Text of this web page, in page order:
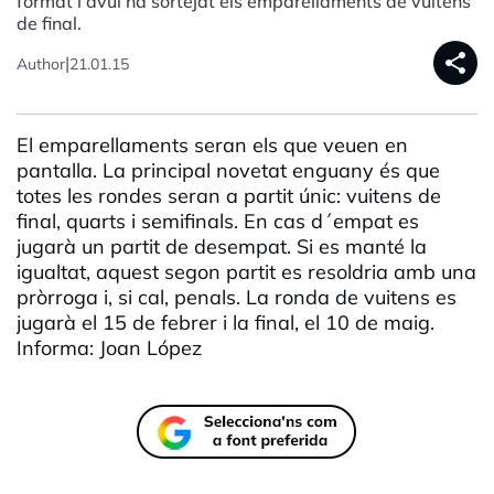
de final.
Author|21.01.15 share
El emparellaments seran els que veuen en
pantalla. La principal novetat enguany és que
totes les rondes seran a partit únic: vuitens de
final, quarts i semifinals. En cas d´empat es
jugarà un partit de desempat. Si es manté la
igualtat, aquest segon partit es resoldria amb una
pròrroga i, si cal, penals. La ronda de vuitens es
jugarà el 15 de febrer i la final, el 10 de maig.
Informa: Joan López